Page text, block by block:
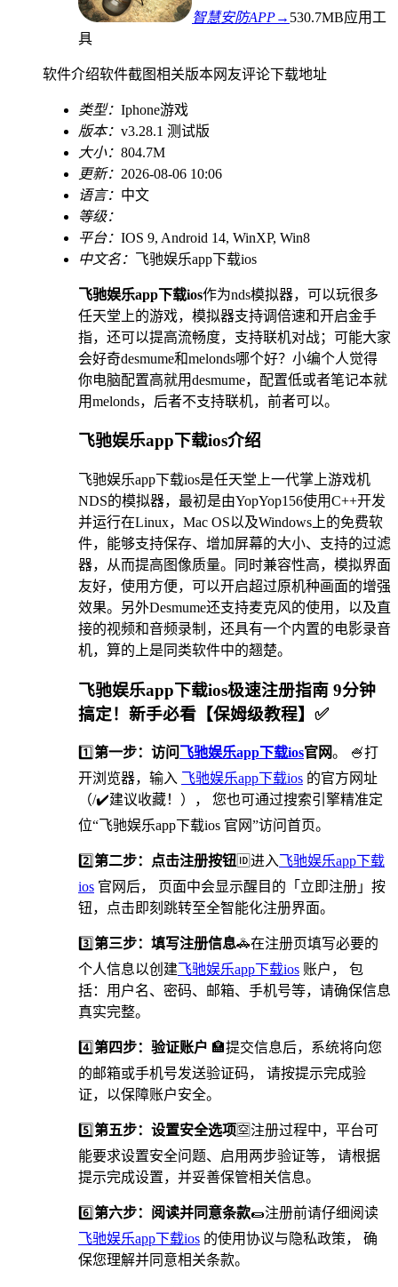
智慧安防APP→ 530.7MB应用工
具
软件介绍软件截图相关版本网友评论下载地址
类型： Iphone游戏
版本： v3.28.1 测试版
大小： 804.7M
更新： 2026-08-06 10:06
语言： 中文
等级：
平台： IOS 9, Android 14, WinXP, Win8
中文名： 飞驰娱乐app下载ios
飞驰娱乐app下载ios作为nds模拟器，可以玩很多
任天堂上的游戏，模拟器支持调倍速和开启金手
指，还可以提高流畅度，支持联机对战；可能大家
会好奇desmume和melonds哪个好？小编个人觉得
你电脑配置高就用desmume，配置低或者笔记本就
用melonds，后者不支持联机，前者可以。
飞驰娱乐app下载ios介绍
飞驰娱乐app下载ios是任天堂上一代掌上游戏机
NDS的模拟器，最初是由YopYop156使用C++开发
并运行在Linux，Mac OS以及Windows上的免费软
件，能够支持保存、增加屏幕的大小、支持的过滤
器，从而提高图像质量。同时兼容性高，模拟界面
友好，使用方便，可以开启超过原机种画面的增强
效果。另外Desmume还支持麦克风的使用，以及直
接的视频和音频录制，还具有一个内置的电影录音
机，算的上是同类软件中的翘楚。
飞驰娱乐app下载ios极速注册指南 9分钟
搞定！新手必看【保姆级教程】✅
1️⃣第一步：访问 飞驰娱乐app下载ios官网。 🍧打
开浏览器，输入 飞驰娱乐app下载ios 的官方网址
（/✔️建议收藏！）， 您也可通过搜索引擎精准定
位“飞驰娱乐app下载ios 官网”访问首页。
2️⃣第二步：点击注册按钮 🆔进入飞驰娱乐app下载
ios 官网后， 页面中会显示醒目的「立即注册」按
钮，点击即刻跳转至全智能化注册界面。
3️⃣第三步：填写注册信息🚓在注册页填写必要的
个人信息以创建飞驰娱乐app下载ios 账户， 包
括：用户名、密码、邮箱、手机号等，请确保信息
真实完整。
4️⃣第四步：验证账户 🏣提交信息后，系统将向您
的邮箱或手机号发送验证码， 请按提示完成验
证，以保障账户安全。
5️⃣第五步：设置安全选项🈳️注册过程中，平台可
能要求设置安全问题、启用两步验证等， 请根据
提示完成设置，并妥善保管相关信息。
6️⃣第六步：阅读并同意条款🌯注册前请仔细阅读
飞驰娱乐app下载ios 的使用协议与隐私政策， 确
保您理解并同意相关条款。